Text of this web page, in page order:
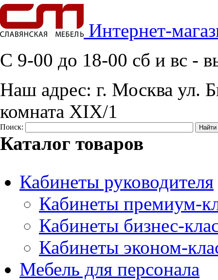
Интернет-
C 9-00 до 18-00 сб и вс -
Наш адрес: г. Москва ул.
комната XIX/1
Поиск:
Каталог товаров
Кабинеты руководителя
Кабинеты премиум-
Кабинеты бизнес-
Кабинеты эконом-
Мебель для персонала